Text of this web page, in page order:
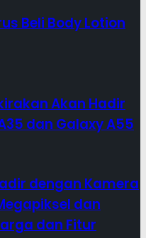
Beli Body Lotion
Akan Hadir
dan Galaxy A55
dengan Kamera
dan
dan Fitur